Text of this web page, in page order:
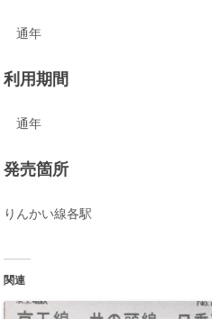
通年
利用期間
通年
発売箇所
りんかい線各駅
関連